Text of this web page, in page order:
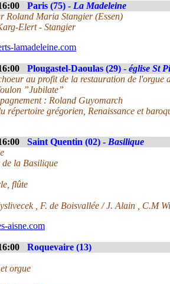
Paris (75) - La Madeleine
Roland Maria Stangier (Essen)
Elert - Stangier
lamadeleine.com
Plougastel-Daoulas (29) - église St
au profit de la restauration de l'orgue
”Jubilate”
: Roland Guyomarch
répertoire grégorien, Renaissance et
Saint Quentin (02) - Basilique
la Basilique
flûte
, F. de Boisvallée / J. Alain , C.M
aisne.com
Roquevaire (13)
orgue